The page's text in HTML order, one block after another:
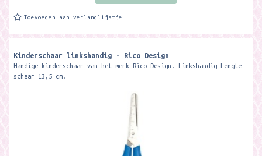
Toevoegen aan verlanglijstje
Kinderschaar linkshandig - Rico Design
Handige kinderschaar van het merk Rico Design. Linkshandig Lengte
schaar 13,5 cm.